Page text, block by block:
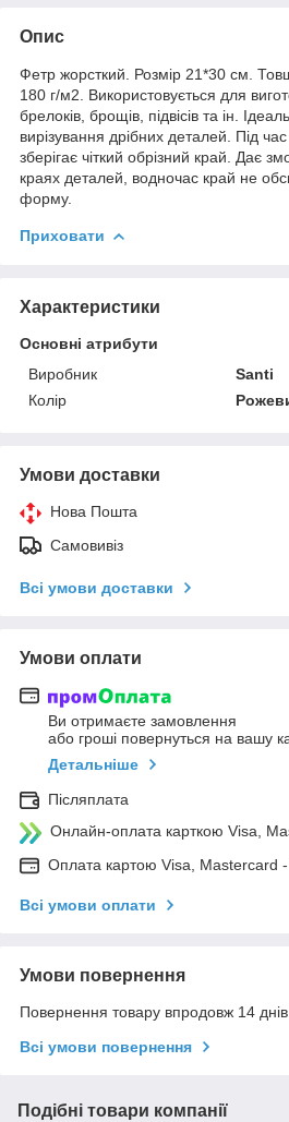
Опис
Фетр жорсткий. Розмір 21*30 см.
180 г/м2. Використовується для
брелоків, брощів, підвісів та ін.
вирізування дрібних деталей. Під
зберігає чіткий обрізний край. Дає
краях деталей, водночас край не
форму.
Приховати
Характеристики
Основні атрибути
Виробник
Santi
Колір
Умови доставки
Нова Пошта
Самовивіз
Всі умови доставки
Умови оплати
Ви отримаєте замовлення
або гроші повернуться на вашу
Детальніше
Післяплата
Онлайн-оплата карткою Visa,
Оплата картою Visa, Mastercard
Всі умови оплати
Умови повернення
Повернення товару впродовж 14
Всі умови повернення
Подібні товари компанії